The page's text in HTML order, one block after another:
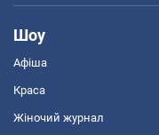
Шоу
Афіша
Краса
Жіночий журнал